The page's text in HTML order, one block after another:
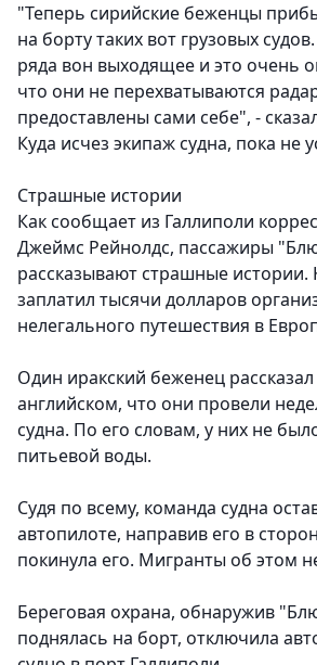
"Теперь сирийские беженцы
на борту таких вот грузовых
ряда вон выходящее и это очень
что они не перехватываются
предоставлены сами себе", -
Куда исчез экипаж судна, пока не
Страшные истории
Как сообщает из Галлиполи
Джеймс Рейнолдс, пассажиры
рассказывают страшные
заплатил тысячи долларов
нелегального путешествия в
Один иракский беженец
английском, что они провели
судна. По его словам, у них не
питьевой воды.
Судя по всему, команда судна
автопилоте, направив его в
покинула его. Мигранты об этом
Береговая охрана, обнаружив
поднялась на борт, отключила